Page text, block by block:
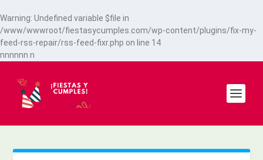
Warning: Undefined variable $file in
/www/wwwroot/fiestasycumples.com/wp-content/plugins/fix-my-
feed-rss-repair/rss-feed-fixr.php on line 14
nnnnnn n